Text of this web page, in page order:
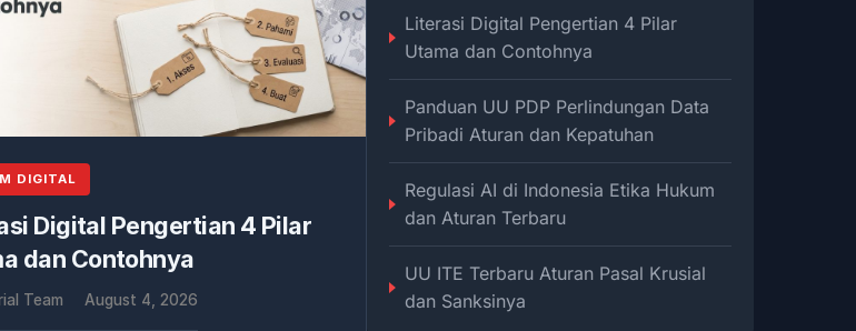
DIGITAL
Digital Pengertian 4 Pilar
dan Contohnya
Team August 4, 2026
Literasi Digital Pengertian 4 Pilar
Utama dan Contohnya
Panduan UU PDP Perlindungan Data
Pribadi Aturan dan Kepatuhan
Regulasi AI di Indonesia Etika Hukum
dan Aturan Terbaru
UU ITE Terbaru Aturan Pasal Krusial
dan Sanksinya